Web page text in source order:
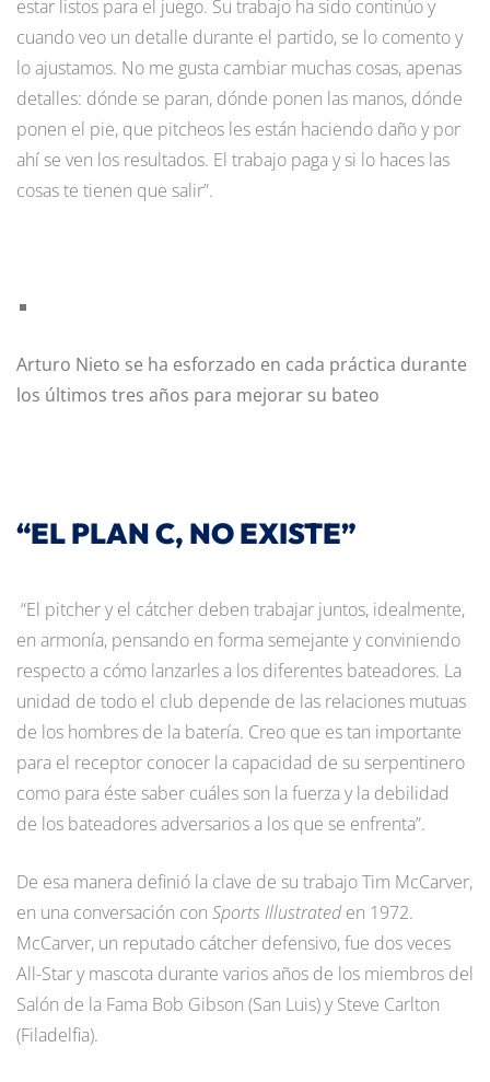
estar listos para el juego. Su trabajo ha sido continúo y
cuando veo un detalle durante el partido, se lo comento y
lo ajustamos. No me gusta cambiar muchas cosas, apenas
detalles: dónde se paran, dónde ponen las manos, dónde
ponen el pie, que pitcheos les están haciendo daño y por
ahí se ven los resultados. El trabajo paga y si lo haces las
cosas te tienen que salir”.
Arturo Nieto se ha esforzado en cada práctica durante
los últimos tres años para mejorar su bateo
“EL PLAN C, NO EXISTE”
“El pitcher y el cátcher deben trabajar juntos, idealmente,
en armonía, pensando en forma semejante y conviniendo
respecto a cómo lanzarles a los diferentes bateadores. La
unidad de todo el club depende de las relaciones mutuas
de los hombres de la batería. Creo que es tan importante
para el receptor conocer la capacidad de su serpentinero
como para éste saber cuáles son la fuerza y la debilidad
de los bateadores adversarios a los que se enfrenta”.
De esa manera definió la clave de su trabajo Tim McCarver,
en una conversación con Sports Illustrateden 1972.
McCarver, un reputado cátcher defensivo, fue dos veces
All-Star y mascota durante varios años de los miembros del
Salón de la Fama Bob Gibson (San Luis) y Steve Carlton
(Filadelfia).